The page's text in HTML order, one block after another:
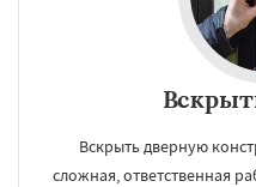
Вскрыть дверную
сложная, ответственная